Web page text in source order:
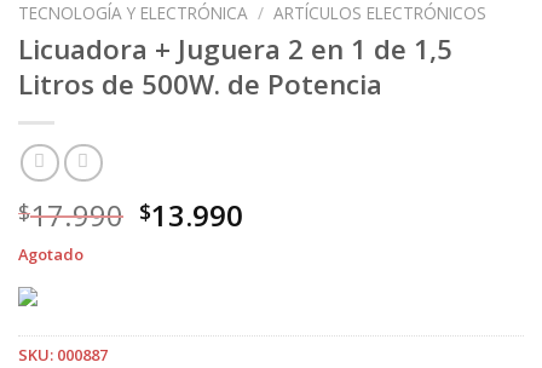
a
Favoritos
TECNOLOGÍA Y ELECTRÓNICA / ARTÍCULOS ELECTRÓNICOS
Licuadora + Juguera 2 en 1 de 1,5
Litros de 500W. de Potencia
$17.990 El
$17.990.
$13.990
$13.990.
Agotado
SKU: 000887